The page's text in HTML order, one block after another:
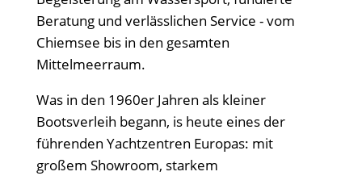
Beratung und verlässlichen Service - vom
Chiemsee bis in den gesamten
Mittelmeerraum.
Was in den 1960er Jahren als kleiner
Bootsverleih begann, is heute eines der
führenden Yachtzentren Europas: mit
großem Showroom, starkem